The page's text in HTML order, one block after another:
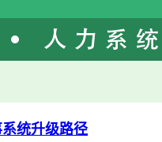
统升级路径